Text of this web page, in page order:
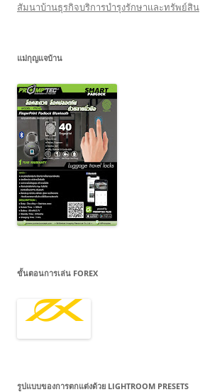
สัมนาบ้านธุรกิจบริการบำรุงรักษาและทรัพย์สิน
แม่กุญแจบ้าน
ขั้นตอนการเล่น FOREX
รูปแบบของการตกแต่งด้วย LIGHTROOM PRESETS